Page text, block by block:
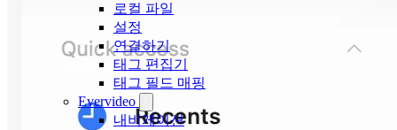
로컬 파일
설정
연결하기
태그 편집기
태그 필드 매핑
Evervideo
내비게이션